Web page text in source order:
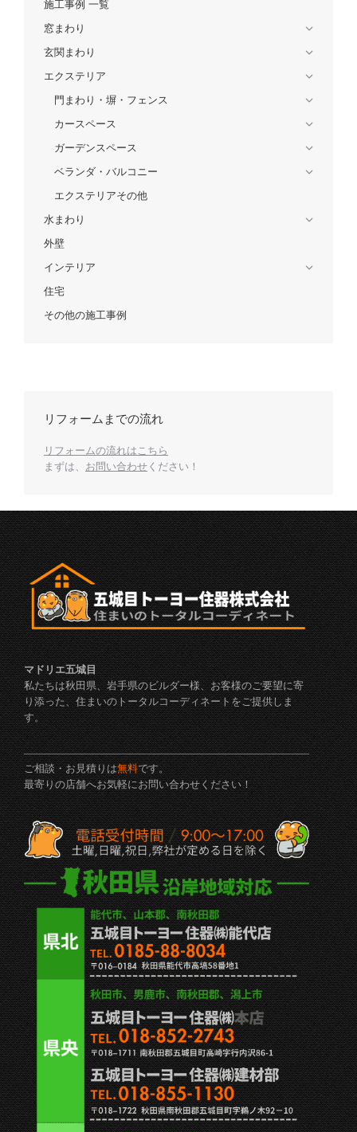
施工事例 一覧
窓まわり
玄関まわり
エクステリア
門まわり・塀・フェンス
カースペース
ガーデンスペース
ベランダ・バルコニー
エクステリアその他
水まわり
外壁
インテリア
住宅
その他の施工事例
リフォームまでの流れ
リフォームの流れはこちら
まずは、 お問い合わせ ください！
マドリエ五城目
私たちは秋田県、岩手県のビルダー様、お客様のご要望に寄
り添った、住まいのトータルコーディネートをご提供しま
す。
ご相談・お見積りは無料です。
最寄りの店舗へお気軽にお問い合わせください！